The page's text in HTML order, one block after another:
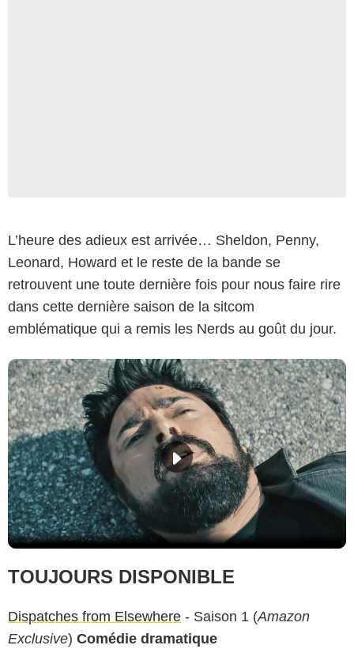
L’heure des adieux est arrivée… Sheldon, Penny,
Leonard, Howard et le reste de la bande se
retrouvent une toute dernière fois pour nous faire rire
dans cette dernière saison de la sitcom
emblématique qui a remis les Nerds au goût du jour.
TOUJOURS DISPONIBLE
Dispatches from Elsewhere - Saison 1 (Amazon
Exclusive) Comédie dramatique